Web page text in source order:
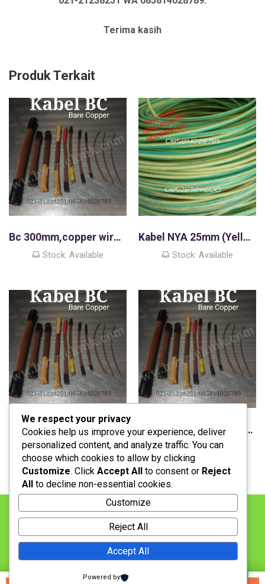
Terima kasih
Produk Terkait
Bc 300mm,copper wire,kawat tembaga murni
Stock: Available
Kabel NYA 25mm (Yellow green),450-750 Volt
Stock: Available
Bc 185mm,copper wire,kawat tembaga murni
Stock: Available
Bc 6mm,copper wire,kawat tembaga murni
Stock: Available
BERANDA LAYANAN KONTAK
PRODUK
LOKASI
PENAWARAN
PEMBAYARAN
JASA PEMASANGAN
We respect your privacy
Cookies help us improve your experience, deliver
personalized content, and analyze traffic. You can
choose which cookies to allow by clicking
Customize. Click Accept All to consent or Reject
All to decline non-essential cookies.
Customize
Reject All
Accept All
Powered by